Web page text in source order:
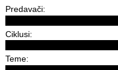
Predavači:
Ciklusi:
Teme: